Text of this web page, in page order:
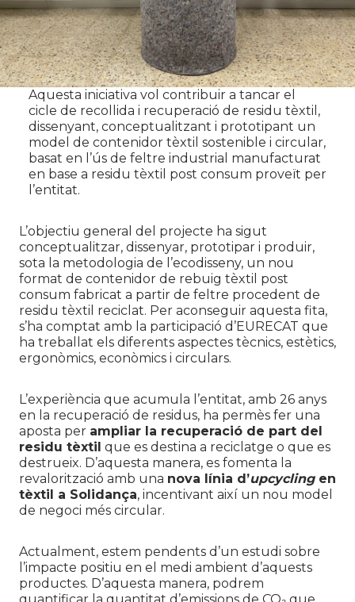
Aquesta iniciativa vol contribuir a tancar el
cicle de recollida i recuperació de residu tèxtil,
dissenyant, conceptualitzant i prototipant un
model de contenidor tèxtil sostenible i circular,
basat en l’ús de feltre industrial manufacturat
en base a residu tèxtil post consum proveït per
l’entitat.
L’objectiu general del projecte ha sigut
conceptualitzar, dissenyar, prototipar i produir,
sota la metodologia de l’ecodisseny, un nou
format de contenidor de rebuig tèxtil post
consum fabricat a partir de feltre procedent de
residu tèxtil reciclat. Per aconseguir aquesta fita,
s’ha comptat amb la participació d’EURECAT que
ha treballat els diferents aspectes tècnics, estètics,
ergonòmics, econòmics i circulars.
L’experiència que acumula l’entitat, amb 26 anys
en la recuperació de residus, ha permès fer una
aposta per ampliar la recuperació de part del
residu tèxtil que es destina a reciclatge o que es
destrueix. D’aquesta manera, es fomenta la
revalorització amb una nova línia d’upcyclingen
tèxtil a Solidança, incentivant així un nou model
de negoci més circular.
Actualment, estem pendents d’un estudi sobre
l’impacte positiu en el medi ambient d’aquests
productes. D’aquesta manera, podrem